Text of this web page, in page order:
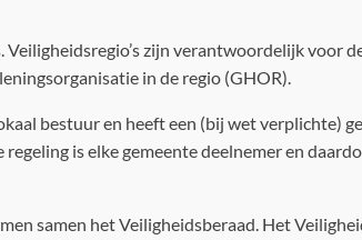
zijn verantwoordelijk voor
in de regio (GHOR).
bestuur en heeft een (bij wet verplichte)
regeling is elke gemeente deelnemer en
samen het Veiligheidsberaad. Het